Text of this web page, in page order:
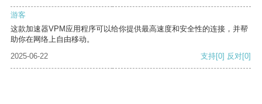
游客
这款加速器VPM应用程序可以给你提供最高速度和安全性的连接，并帮
助你在网络上自由移动。
2025-06-22
支持[0] 反对[0]